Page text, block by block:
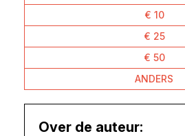
€ 10
€ 25
€ 50
ANDERS
Over de auteur: